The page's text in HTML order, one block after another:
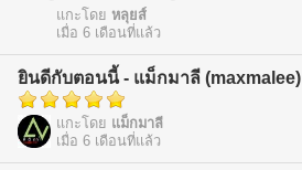
แกะโดย หลุยส์
เมื่อ 6 เดือนที่แล้ว
ยินดีกับตอนนี้ - แม็กมาลี (maxmalee)
แกะโดย แม็กมาลี
เมื่อ 6 เดือนที่แล้ว